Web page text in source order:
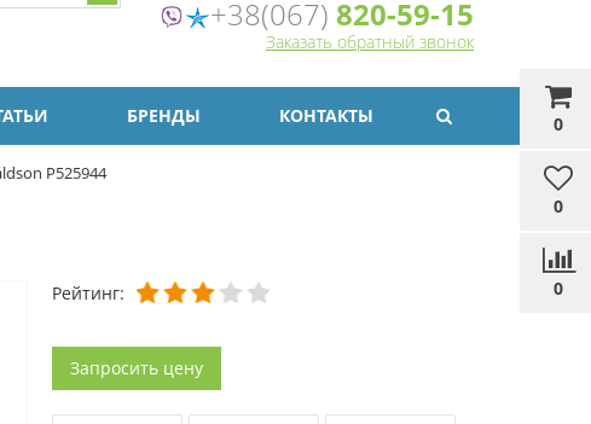
0
0
0
+38(067) 820-59-15
Заказать обратный звонок
БРЕНДЫ КОНТАКТЫ
P525944
Рейтинг:
Запросить цену